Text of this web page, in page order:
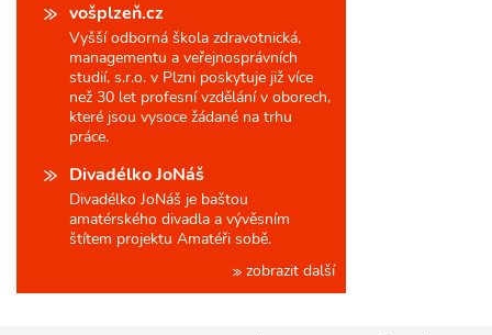
vošplzeň.cz
Vyšší odborná škola zdravotnická,
managementu a veřejnosprávních
studií, s.r.o. v Plzni poskytuje již více
než 30 let profesní vzdělání v oborech,
které jsou vysoce žádané na trhu
práce.
Divadélko JoNáš
Divadélko JoNáš je baštou
amatérského divadla a vývěsním
štítem projektu Amatéři sobě.
zobrazit další